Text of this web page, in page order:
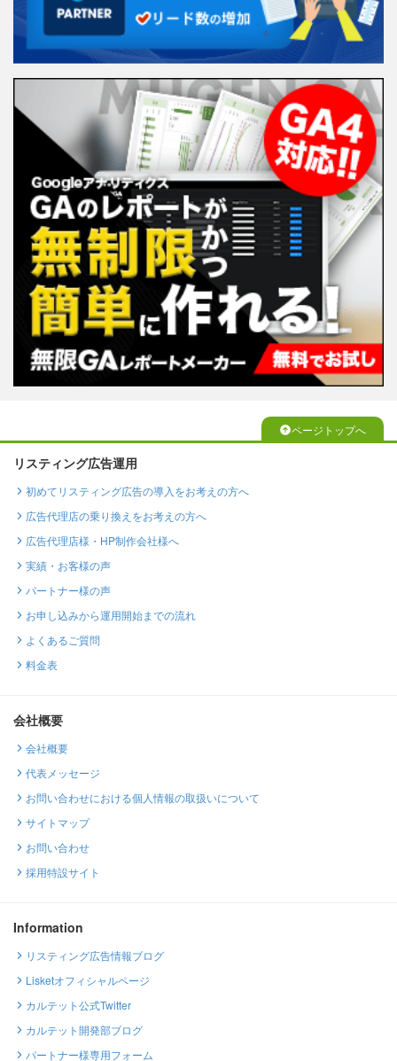
ページトップへ
リスティング広告運用
初めてリスティング広告の導入をお考えの方へ
広告代理店の乗り換えをお考えの方へ
広告代理店様・HP制作会社様へ
実績・お客様の声
パートナー様の声
お申し込みから運用開始までの流れ
よくあるご質問
料金表
会社概要
会社概要
代表メッセージ
お問い合わせにおける個人情報の取扱いについて
サイトマップ
お問い合わせ
採用特設サイト
Information
リスティング広告情報ブログ
Lisketオフィシャルページ
カルテット公式Twitter
カルテット開発部ブログ
パートナー様専用フォーム